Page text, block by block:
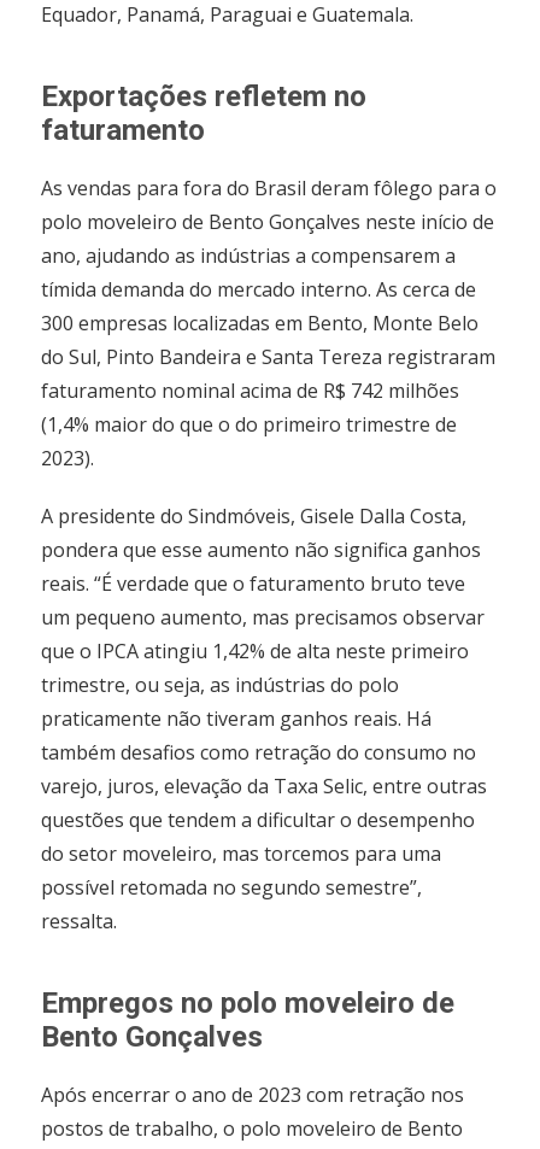
Equador, Panamá, Paraguai e Guatemala.
Exportações refletem no
faturamento
As vendas para fora do Brasil deram fôlego para o
polo moveleiro de Bento Gonçalves neste início de
ano, ajudando as indústrias a compensarem a
tímida demanda do mercado interno. As cerca de
300 empresas localizadas em Bento, Monte Belo
do Sul, Pinto Bandeira e Santa Tereza registraram
faturamento nominal acima de R$ 742 milhões
(1,4% maior do que o do primeiro trimestre de
2023).
A presidente do Sindmóveis, Gisele Dalla Costa,
pondera que esse aumento não significa ganhos
reais. “É verdade que o faturamento bruto teve
um pequeno aumento, mas precisamos observar
que o IPCA atingiu 1,42% de alta neste primeiro
trimestre, ou seja, as indústrias do polo
praticamente não tiveram ganhos reais. Há
também desafios como retração do consumo no
varejo, juros, elevação da Taxa Selic, entre outras
questões que tendem a dificultar o desempenho
do setor moveleiro, mas torcemos para uma
possível retomada no segundo semestre”,
ressalta.
Empregos no polo moveleiro de
Bento Gonçalves
Após encerrar o ano de 2023 com retração nos
postos de trabalho, o polo moveleiro de Bento